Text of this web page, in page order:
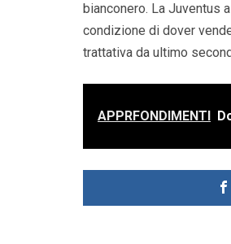
bianconero. La Juventus
condizione di dover
trattativa da ultimo
APPRFONDIMENTI